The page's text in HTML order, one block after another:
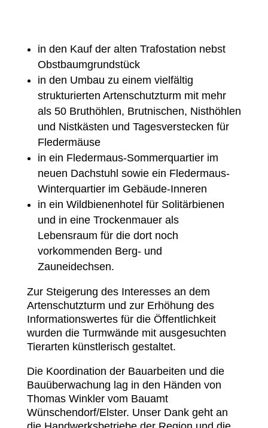
in den Kauf der alten Trafostation nebst
Obstbaumgrundstück
in den Umbau zu einem vielfältig
strukturierten Artenschutzturm mit mehr
als 50 Bruthöhlen, Brutnischen, Nisthöhlen
und Nistkästen und Tagesverstecken für
Fledermäuse
in ein Fledermaus-Sommerquartier im
neuen Dachstuhl sowie ein Fledermaus-
Winterquartier im Gebäude-Inneren
in ein Wildbienenhotel für Solitärbienen
und in eine Trockenmauer als
Lebensraum für die dort noch
vorkommenden Berg- und
Zauneidechsen.
Zur Steigerung des Interesses an dem
Artenschutzturm und zur Erhöhung des
Informationswertes für die Öffentlichkeit
wurden die Turmwände mit ausgesuchten
Tierarten künstlerisch gestaltet.
Die Koordination der Bauarbeiten und die
Bauüberwachung lag in den Händen von
Thomas Winkler vom Bauamt
Wünschendorf/Elster. Unser Dank geht an